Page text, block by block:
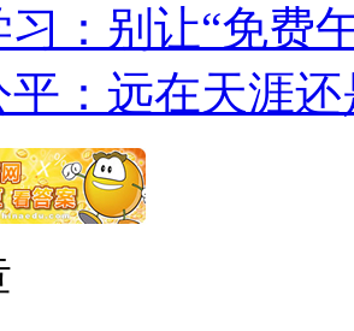
：别让“免费
平：远在天涯